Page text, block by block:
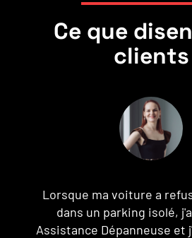
Ce que
clients
Je ne peux pas dire
Assistance Dépannage. En
panne sur une route